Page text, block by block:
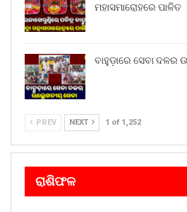
ମହାସମାରୋହରେ ପାଳିତ
ବାହୁଡ଼ାରେ ସେବା ଦଳର
PREV NEXT 1 of 1,252
ରାଶିଫଳ